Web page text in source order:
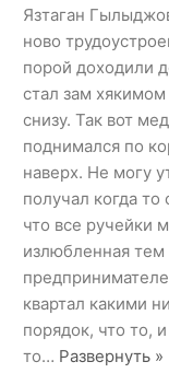
Язтаган
ново
порой доходили
стал зам
снизу. Так вот
поднимался по
наверх. Не могу
получал когда
что все ручейки
излюбленная
квартал какими
порядок, что то,
то… Развернуть »